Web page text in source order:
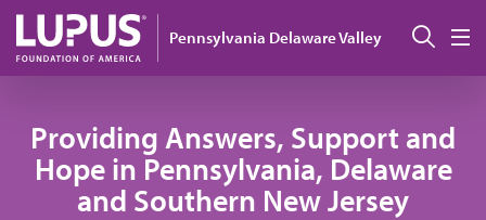
Pasar al contenido principal
Pennsylvania Delaware Valley
Providing Answers, Support and
Hope in Pennsylvania, Delaware
and Southern New Jersey